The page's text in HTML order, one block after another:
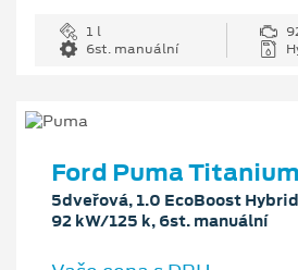
1 l
6st. manuální
Ford Puma Titanium
5dveřová, 1.0 EcoBoost
92 kW/125 k, 6st. manuální